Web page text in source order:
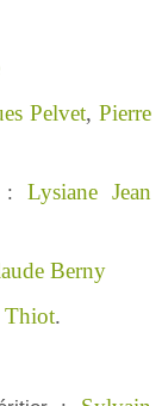
Pelvet,Pierre
: Lysiane Jean
Berny
Thiot.